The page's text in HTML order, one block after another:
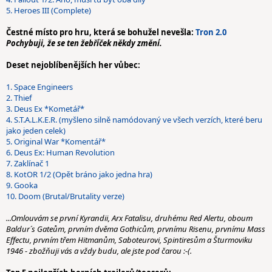
5. Heroes III (Complete)
Čestné místo pro hru, která se bohužel nevešla: Tron 2.0
Pochybuji, že se ten žebříček někdy změní.
Deset nejoblíbenějších her vůbec:
1. Space Engineers
2. Thief
3. Deus Ex*Kometář*
4. S.T.A.L.K.E.R. (myšleno silně namódovaný ve všech verzích, které beru
jako jeden celek)
5. Original War*Komentář*
6. Deus Ex: Human Revolution
7. Zaklínač 1
8. KotOR 1/2 (Opět bráno jako jedna hra)
9. Gooka
10. Doom (Brutal/Brutality verze)
...Omlouvám se první Kyrandii, Arx Fatalisu, druhému Red Alertu, oboum
Baldur´s Gateům, prvním dvěma Gothicům, prvnímu Risenu, prvnímu Mass
Effectu, prvním třem Hitmanům, Saboteurovi, Spintiresům a Šturmoviku
1946 - zbožňuji vás a vždy budu, ale jste pod čarou :-(.